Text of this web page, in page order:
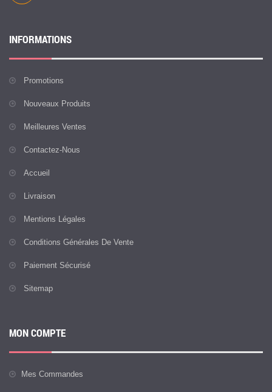
INFORMATIONS
Promotions
Nouveaux Produits
Meilleures Ventes
Contactez-Nous
Accueil
Livraison
Mentions Légales
Conditions Générales De Vente
Paiement Sécurisé
Sitemap
MON COMPTE
Mes Commandes